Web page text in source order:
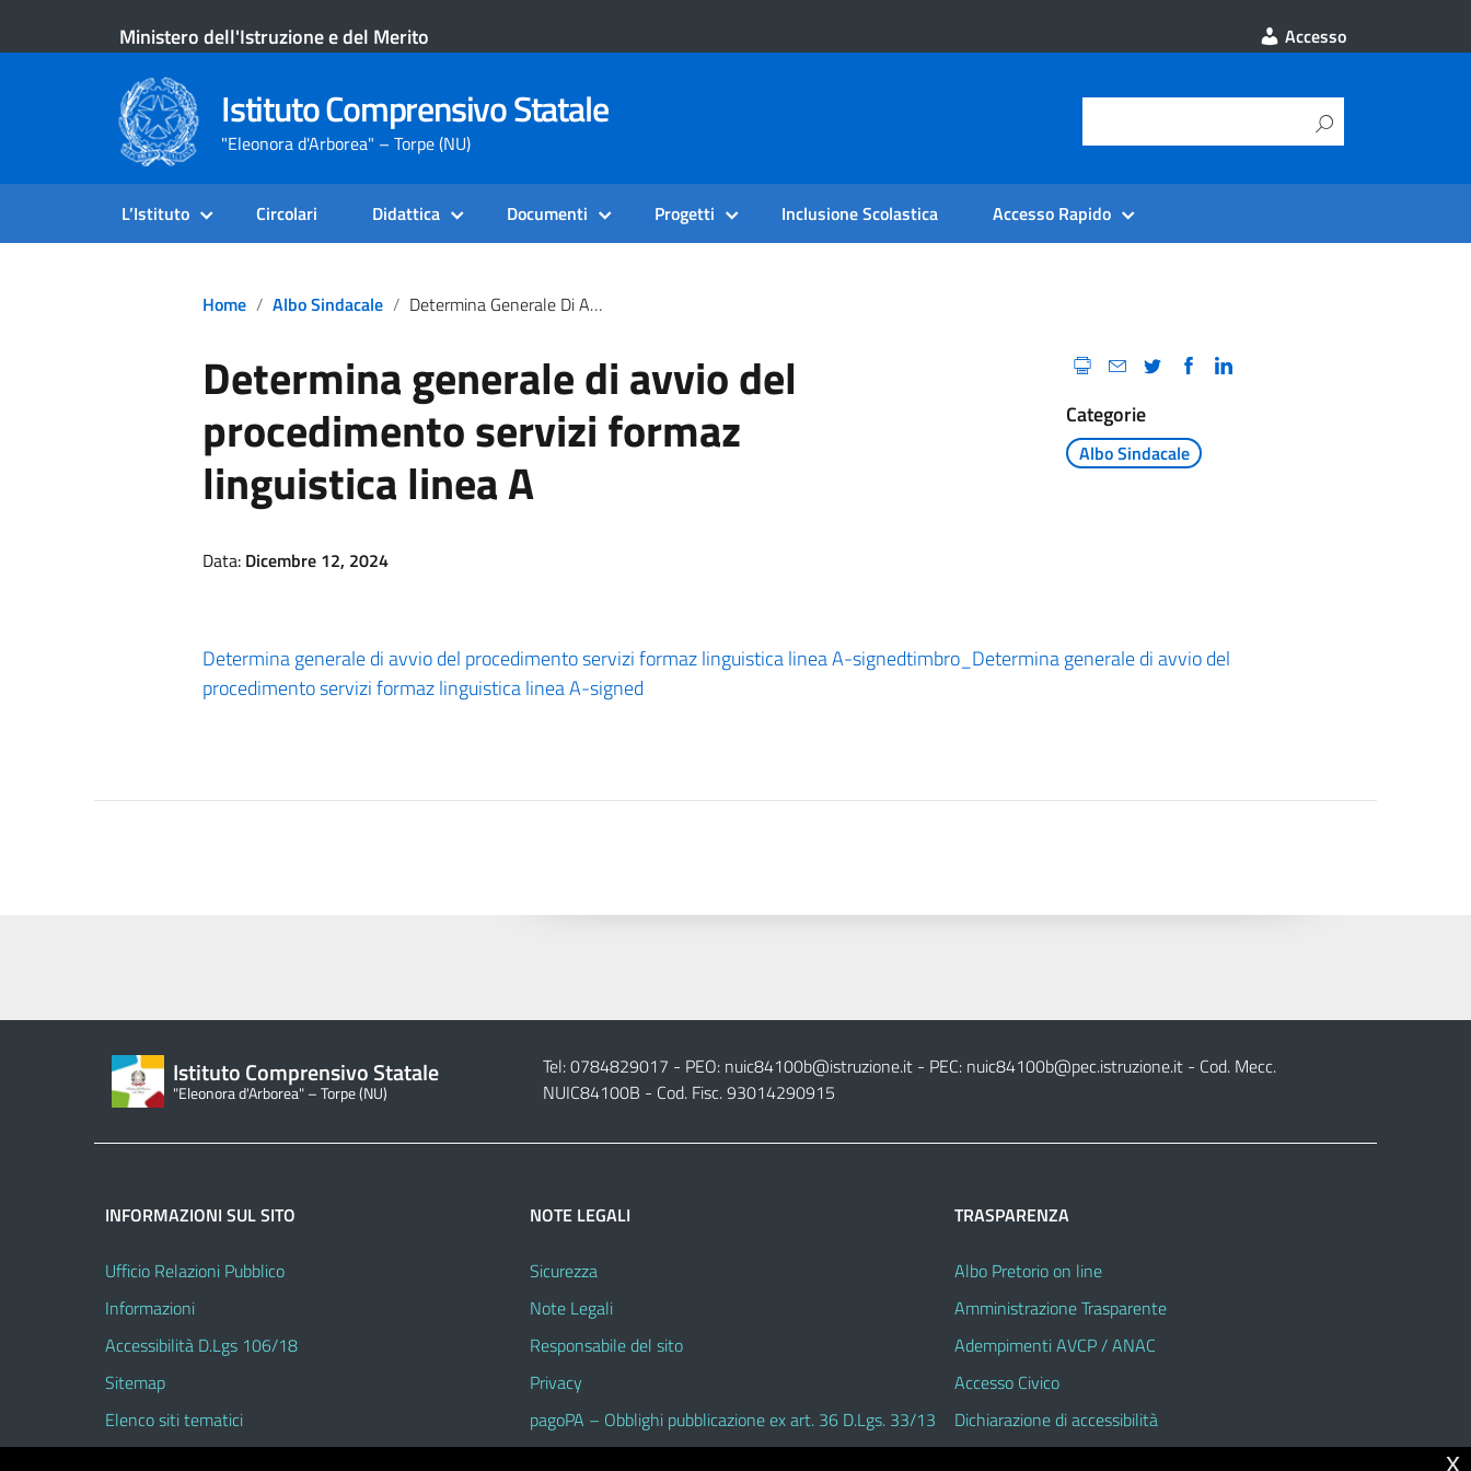
Ministero dell'Istruzione e del Merito Accesso
Istituto Comprensivo Statale
"Eleonora d'Arborea" – Torpe (NU)
L’Istituto Circolari Didattica Documenti Progetti Inclusione Scolastica Accesso Rapido
Home Albo Sindacale Determina Generale Di Avvio Del Procedimento Servizi Formaz Linguistica Linea A
Determina generale di avvio del
procedimento servizi formaz
linguistica linea A
Categorie
Albo Sindacale
Data: Dicembre 12, 2024
Determina generale di avvio del procedimento servizi formaz linguistica linea A-signedtimbro_Determina generale di avvio del
procedimento servizi formaz linguistica linea A-signed
Istituto Comprensivo Statale
"Eleonora d'Arborea" – Torpe (NU)
Tel: 0784829017 - PEO: nuic84100b@istruzione.it- PEC: nuic84100b@pec.istruzione.it- Cod. Mecc.
NUIC84100B - Cod. Fisc. 93014290915
INFORMAZIONI SUL SITO
Ufficio Relazioni Pubblico
Informazioni
Accessibilità D.Lgs 106/18
Sitemap
Elenco siti tematici
NOTE LEGALI
Sicurezza
Note Legali
Responsabile del sito
Privacy
pagoPA – Obblighi pubblicazione ex art. 36 D.Lgs. 33/13
TRASPARENZA
Albo Pretorio on line
Amministrazione Trasparente
Adempimenti AVCP / ANAC
Accesso Civico
Dichiarazione di accessibilità
x